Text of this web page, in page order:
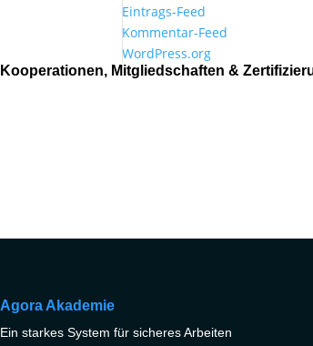
Eintrags-Feed
Kommentar-Feed
WordPress.org
Kooperationen, Mitgliedschaften &
Agora Akademie
Ein starkes System für sicheres Arbeiten